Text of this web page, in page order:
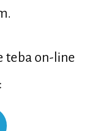
teba on-line